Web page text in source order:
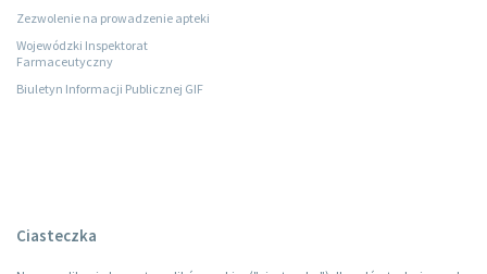
Zezwolenie na prowadzenie apteki
Wojewódzki Inspektorat
Farmaceutyczny
Biuletyn Informacji Publicznej GIF
Ciasteczka